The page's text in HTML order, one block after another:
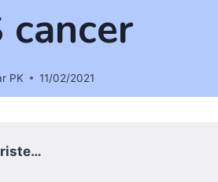
cancer
PK 11/02/2021